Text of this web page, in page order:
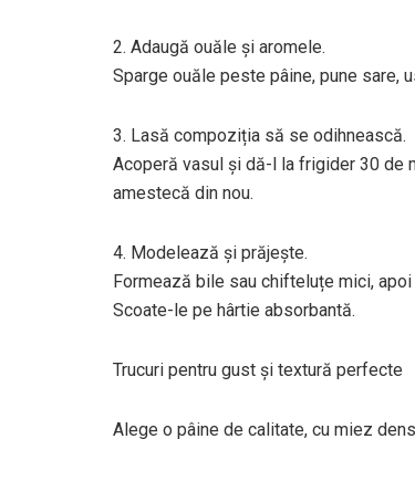
2. Adaugă ouăle și aromele.
Sparge ouăle peste pâine, pune sare,
3. Lasă compoziția să se odihnească.
Acoperă vasul și dă-l la frigider 30 de
amestecă din nou.
4. Modelează și prăjește.
Formează bile sau chifteluțe mici,
Scoate-le pe hârtie absorbantă.
Trucuri pentru gust și textură perfecte
Alege o pâine de calitate, cu miez